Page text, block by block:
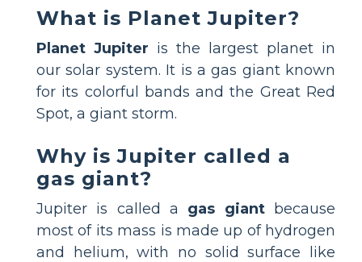
What is Planet Jupiter?
Planet Jupiter is the largest planet in
our solar system. It is a gas giant known
for its colorful bands and the Great Red
Spot, a giant storm.
Why is Jupiter called a
gas giant?
Jupiter is called a gas giantbecause
most of its mass is made up of hydrogen
and helium, with no solid surface like